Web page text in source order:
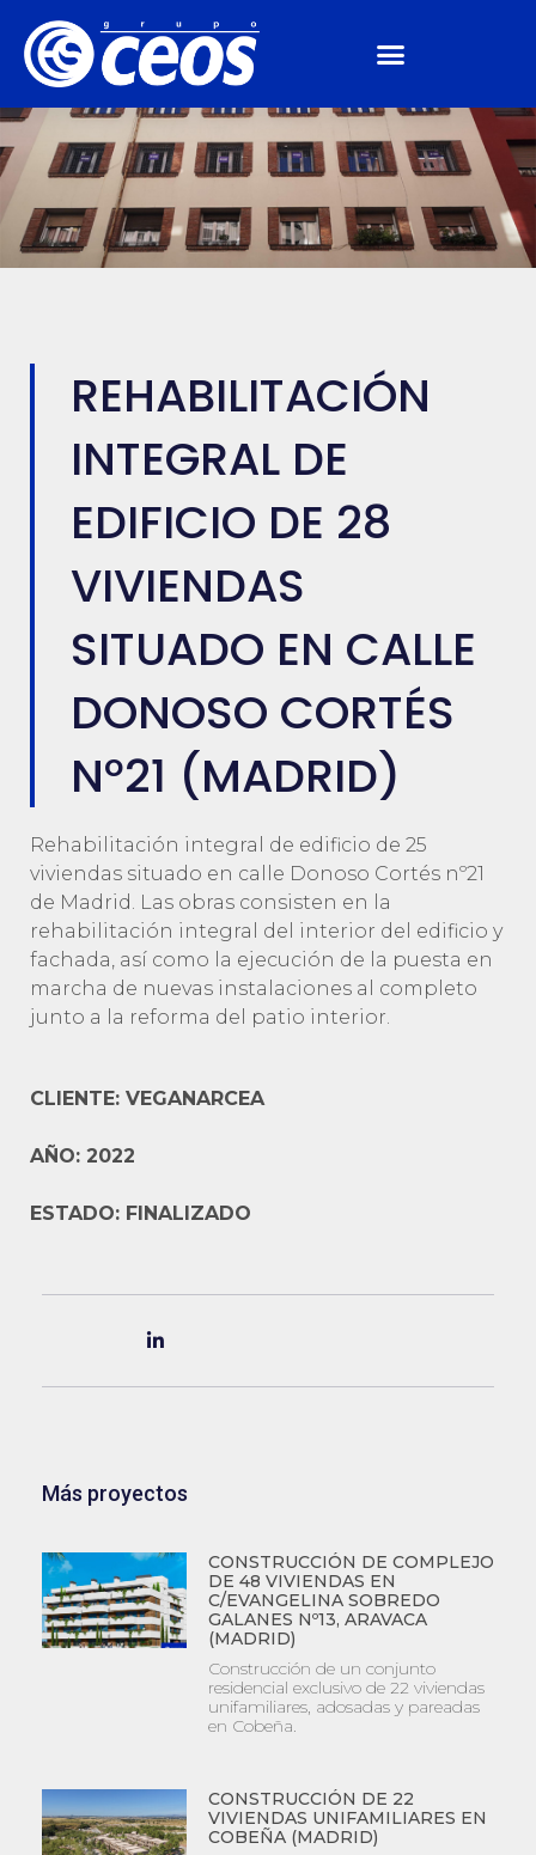
REHABILITACIÓN
INTEGRAL DE
EDIFICIO DE 28
VIVIENDAS
SITUADO EN CALLE
DONOSO CORTÉS
Nº21 (MADRID)
Rehabilitación integral de edificio de 25
viviendas situado en calle Donoso Cortés nº21
de Madrid. Las obras consisten en la
rehabilitación integral del interior del edificio y
fachada, así como la ejecución de la puesta en
marcha de nuevas instalaciones al completo
junto a la reforma del patio interior.
CLIENTE: VEGANARCEA
AÑO: 2022
ESTADO: FINALIZADO
Más proyectos
CONSTRUCCIÓN DE COMPLEJO
DE 48 VIVIENDAS EN
C/EVANGELINA SOBREDO
GALANES Nº13, ARAVACA
(MADRID)
Construcción de un conjunto
residencial exclusivo de 22 viviendas
unifamiliares, adosadas y pareadas
en Cobeña.
CONSTRUCCIÓN DE 22
VIVIENDAS UNIFAMILIARES EN
COBEÑA (MADRID)